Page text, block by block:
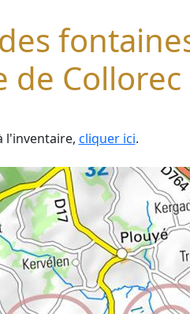
de Collorec
l'inventaire, cliquer ici.